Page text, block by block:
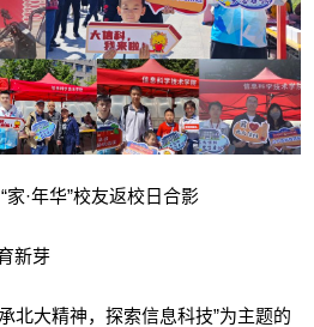
家·年华”校友返校日合影
新芽
北大精神，探索信息科技”为主题的